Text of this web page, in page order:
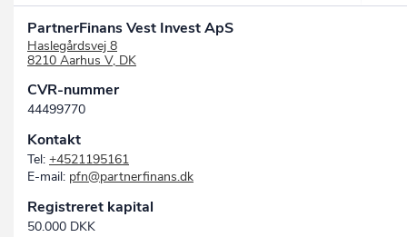
PartnerFinans Vest Invest ApS
Haslegårdsvej 8
8210 Aarhus V, DK
CVR-nummer
44499770
Kontakt
Tel: +4521195161
E-mail: pfn@partnerfinans.dk
Registreret kapital
50.000 DKK